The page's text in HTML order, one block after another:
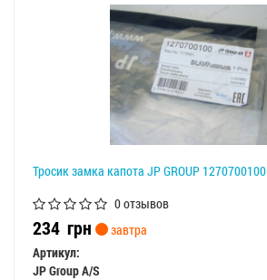
Тросик замка капота JP GROUP 1270700100
0 отзывов
234 грн
завтра
Артикул:
JP Group A/S